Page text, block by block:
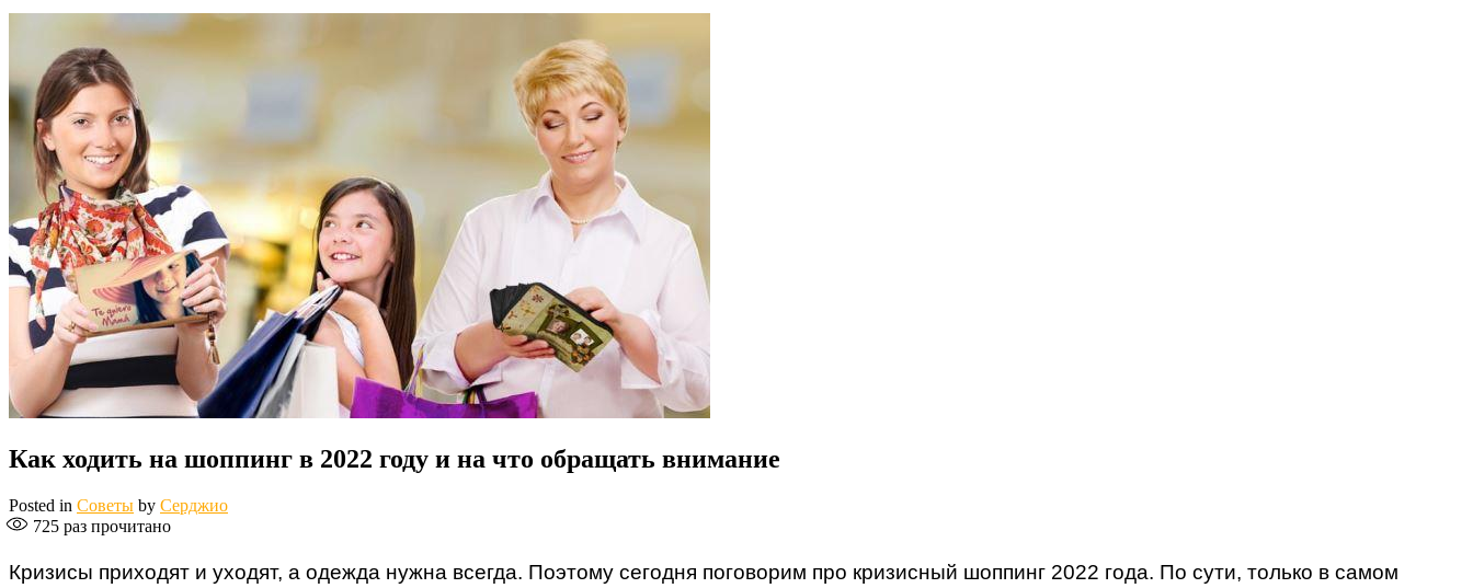
Как ходить на шоппинг в 2022 году и на что обращать внимание
Posted in Советы by Серджио
725 раз прочитано
Кризисы приходят и уходят, а одежда нужна всегда. Поэтому сегодня поговорим про кризисный шоппинг 2022 года. По сути, только в самом